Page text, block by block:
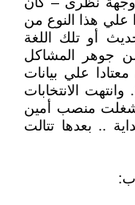
علي هذا النوع من
أو تلك اللغة
جوهر المشاكل
علي بيانات
الانتخابات
شغلت منصب أمين
.. بعدها تتالت